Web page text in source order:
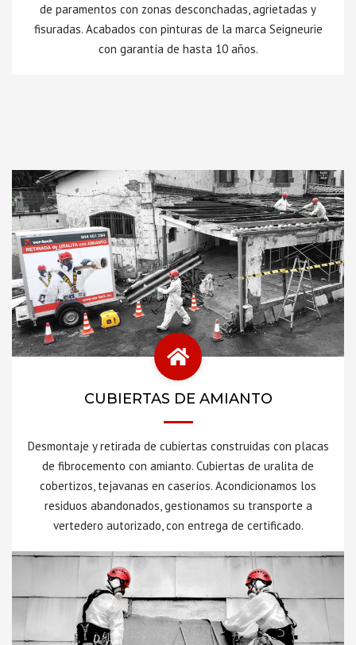
de paramentos con zonas desconchadas, agrietadas y
fisuradas. Acabados con pinturas de la marca Seigneurie
con garantía de hasta 10 años.
CUBIERTAS DE AMIANTO
Desmontaje y retirada de cubiertas construidas con placas
de fibrocemento con amianto. Cubiertas de uralita de
cobertizos, tejavanas en caseríos. Acondicionamos los
residuos abandonados, gestionamos su transporte a
vertedero autorizado, con entrega de certificado.